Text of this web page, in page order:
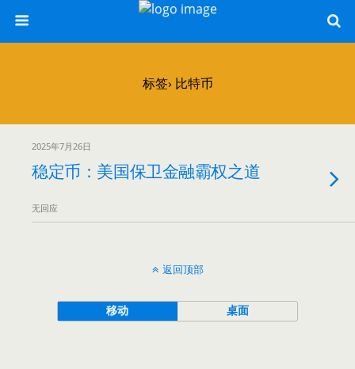
标签› 比特币
2025年7月26日
稳定币：美国保卫金融霸权之道
无回应
返回顶部
移动 桌面